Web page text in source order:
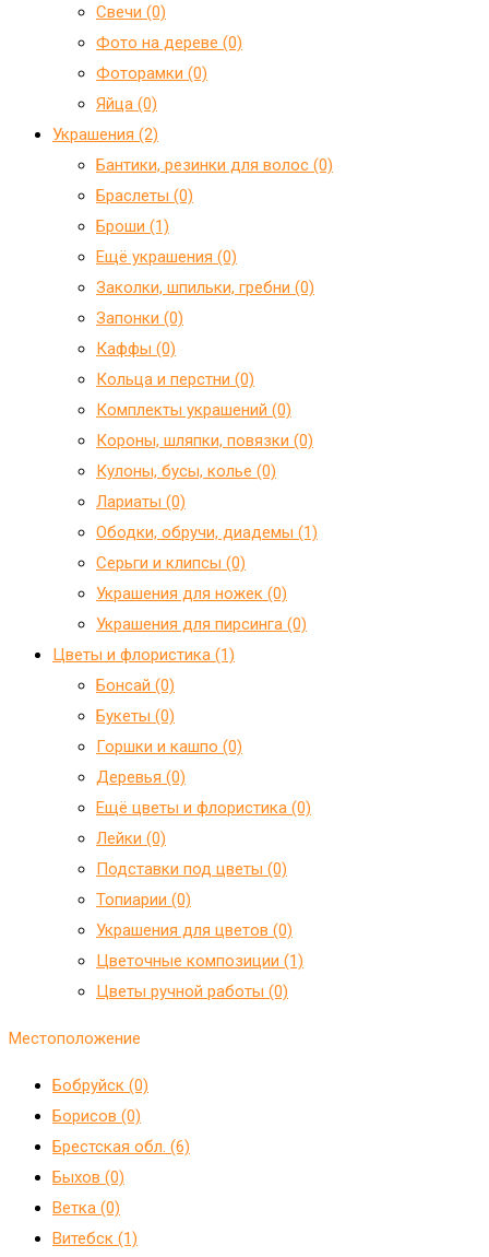
Свечи (0)
Фото на дереве (0)
Фоторамки (0)
Яйца (0)
Украшения (2)
Бантики, резинки для волос (0)
Браслеты (0)
Броши (1)
Ещё украшения (0)
Заколки, шпильки, гребни (0)
Запонки (0)
Каффы (0)
Кольца и перстни (0)
Комплекты украшений (0)
Короны, шляпки, повязки (0)
Кулоны, бусы, колье (0)
Лариаты (0)
Ободки, обручи, диадемы (1)
Серьги и клипсы (0)
Украшения для ножек (0)
Украшения для пирсинга (0)
Цветы и флористика (1)
Бонсай (0)
Букеты (0)
Горшки и кашпо (0)
Деревья (0)
Ещё цветы и флористика (0)
Лейки (0)
Подставки под цветы (0)
Топиарии (0)
Украшения для цветов (0)
Цветочные композиции (1)
Цветы ручной работы (0)
Местоположение
Бобруйск (0)
Борисов (0)
Брестская обл. (6)
Быхов (0)
Ветка (0)
Витебск (1)